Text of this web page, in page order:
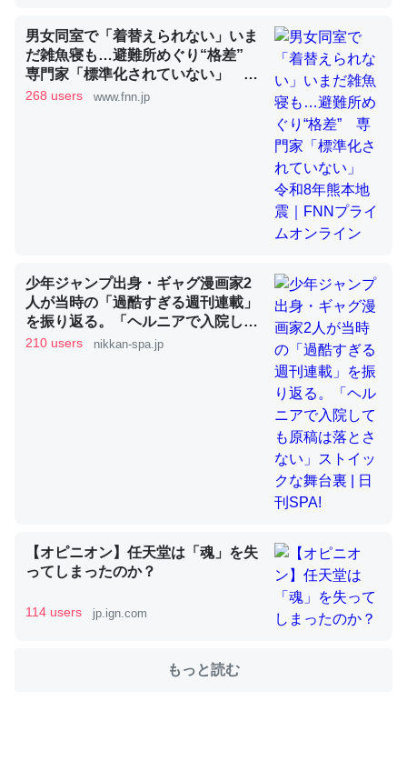
コオロギのカルシウム分はエビの600分の1程度。
─ニュース :: 【研究発表】昆虫学の大問題＝「昆虫はなぜ海にいな
いのか」に関する新仮説
論文では「淡水はカルシウムも酸素も不足してて両方に不
利だから両方が拮抗してるのでは」とあって面白い。海に
いる鋏角類（カブトガニ・ウミグモ）はカルシウムを使わ
─ニュース :: 【研究発表】昆虫学の大問題＝「昆虫はなぜ海にいな
いのか」に関する新仮説
これを元に考えるとカルシウムを大量に使う脊椎動物と貝
類は苦労してるんだな…。腹足類だと殻を無くしてナメク
─ニュース :: 【研究発表】昆虫学の大問題＝「昆虫はなぜ海にいな
ウチもEchoを実家に置いて４年。でたまに覗いてる。ぼ
位置情報を共有してる。電池残量や充電中かが分かるので
男女同室で「着替えられない」いま
だ雑魚寝も…避難所めぐり“格差”
専門家「標準化されていない」 令
和8年熊本地震｜FNNプライムオン
268 users www.fnn.jp
少年ジャンプ出身・ギャグ漫画家2
人が当時の「過酷すぎる週刊連載」
を振り返る。「ヘルニアで入院して
も原稿は落とさない」ストイックな
210 users nikkan-spa.jp
【オピニオン】任天堂は「魂」を失
ってしまったのか？
114 users jp.ign.com
もっと読む